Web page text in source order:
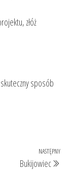
złóż
sposób
NASTĘPNY
Bukijowiec